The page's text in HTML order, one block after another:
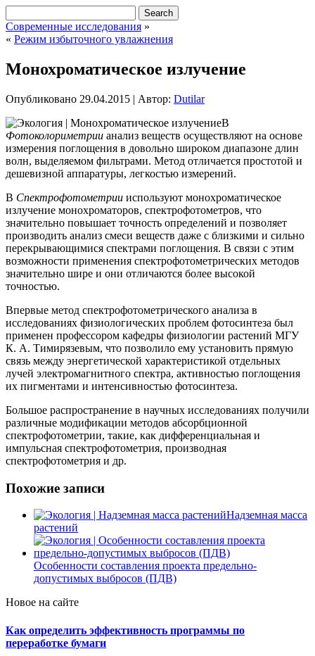
Современные исследования »
« Режим избыточного увлажнения
Монохроматическое излучение
Опубликовано 29.04.2015 | Автор: Dutilar
В
Фотоколориметрии анализ веществ осуществляют на основе
измерения поглощения в довольно широком диапазоне длин
волн, выделяемом фильтрами. Метод отличается простотой и
дешевизной аппаратуры, легкостью измерений.
В Спектрофотометрии используют монохроматическое
излучение монохроматоров, спектрофотометров, что
значительно повышает точность определений и позволяет
производить анализ смеси веществ даже с близкими и сильно
перекрывающимися спектрами поглощения. В связи с этим
возможности применения спектрофотометрических методов
значительно шире и они отличаются более высокой
точностью.
Впервые метод спектрофотометрического анализа в
исследованиях физиологических проблем фотосинтеза был
применен профессором кафедры физиологии растений МГУ
К. А. Тимирязевым, что позволило ему установить прямую
связь между энергетической характеристикой отдельных
лучей электромагнитного спектра, активностью поглощения
их пигментами и интенсивностью фотосинтеза.
Большое распространение в научных исследованиях получили
различные модификации методов абсорбционной
спектрофотометрии, такие, как дифференциальная и
импульсная спектрофотометрия, производная
спектрофотометрия и др.
Похожие записи
Надземная масса
растений
Особенности составления проекта предельно-
допустимых выбросов (ПДВ)
Новое на сайте
Как определить эффективность программы по
переработке бумаги